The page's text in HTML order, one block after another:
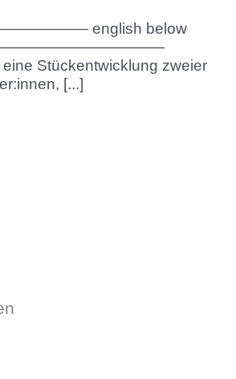
english below
Stückentwicklung zweier
[...]